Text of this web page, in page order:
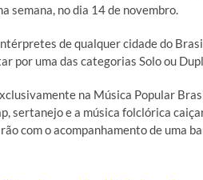
semana, no dia 14 de novembro.
de qualquer cidade do
por uma das categorias Solo ou
na Música Popular
sertanejo e a música folclórica
com o acompanhamento de uma